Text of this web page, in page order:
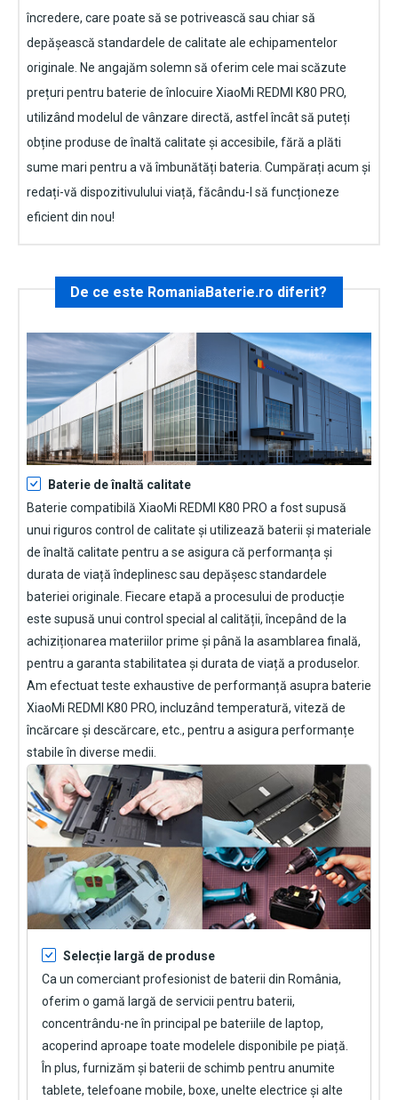
încredere, care poate să se potrivească sau chiar să
depășească standardele de calitate ale echipamentelor
originale. Ne angajăm solemn să oferim cele mai scăzute
prețuri pentru baterie de înlocuire XiaoMi REDMI K80 PRO,
utilizând modelul de vânzare directă, astfel încât să puteți
obține produse de înaltă calitate și accesibile, fără a plăti
sume mari pentru a vă îmbunătăți bateria. Cumpărați acum și
redați-vă dispozitivulului viață, făcându-l să funcționeze
eficient din nou!
De ce este RomaniaBaterie.ro diferit?
Baterie de înaltă calitate
Baterie compatibilă XiaoMi REDMI K80 PRO a fost supusă
unui riguros control de calitate și utilizează baterii și materiale
de înaltă calitate pentru a se asigura că performanța și
durata de viață îndeplinesc sau depășesc standardele
bateriei originale. Fiecare etapă a procesului de producție
este supusă unui control special al calității, începând de la
achiziționarea materiilor prime și până la asamblarea finală,
pentru a garanta stabilitatea și durata de viață a produselor.
Am efectuat teste exhaustive de performanță asupra baterie
XiaoMi REDMI K80 PRO, incluzând temperatură, viteză de
încărcare și descărcare, etc., pentru a asigura performanțe
stabile în diverse medii.
Selecție largă de produse
Ca un comerciant profesionist de baterii din România,
oferim o gamă largă de servicii pentru baterii,
concentrându-ne în principal pe bateriile de laptop,
acoperind aproape toate modelele disponibile pe piață.
În plus, furnizăm și baterii de schimb pentru anumite
tablete, telefoane mobile, boxe, unelte electrice și alte